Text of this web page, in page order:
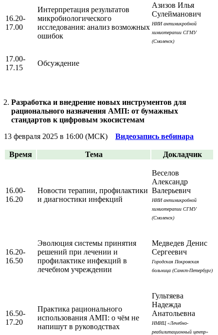
16.20-
17.00
Интерпретация результатов
микробиологического
исследования: анализ возможных
ошибок
Азизов Илья
Сулейманович
НИИ антимикробной
химиотерапии СГМУ
(Смоленск)
17.00-
17.15
Обсуждение
Разработка и внедрение новых инструментов для
рационального назначения АМП: от бумажных
стандартов к цифровым экосистемам
13 февраля 2025 в 16:00 (МСК) Видеозапись вебинара
Время Тема Докладчик
16.00-
16.20
Новости терапии, профилактики
и диагностики инфекций
Веселов
Александр
Валерьевич
НИИ антимикробной
химиотерапии СГМУ
(Смоленск)
16.20-
16.50
Эволюция системы принятия
решений при лечении и
профилактике инфекций в
лечебном учреждении
Медведев Денис
Сергеевич
Городская Покровская
больница (Санкт-Петербург)
16.50-
17.20
Практика рационального
использования АМП: о чём не
напишут в руководствах
Гультяева
Надежда
Анатольевна
НМИЦ «Лечебно-
реабилитационный центр»